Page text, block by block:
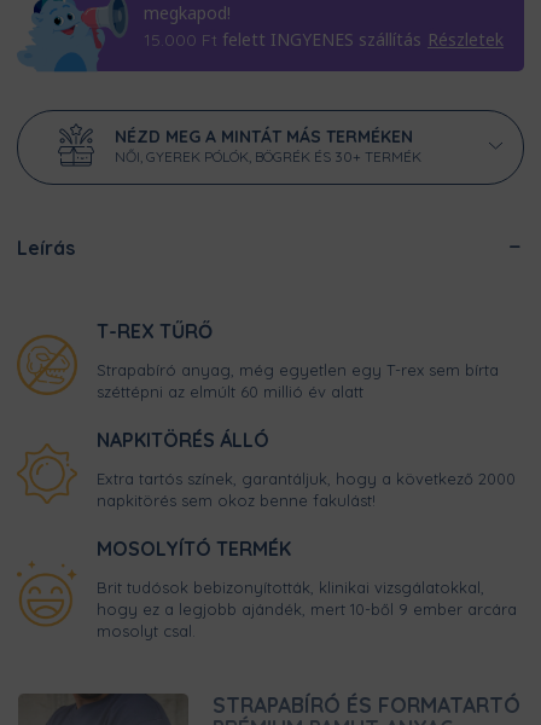
megkapod!
15.000 Ft felett INGYENES szállítás Részletek
NÉZD MEG A MINTÁT MÁS TERMÉKEN
NŐI, GYEREK PÓLÓK, BÖGRÉK ÉS 30+ TERMÉK
Leírás
T-REX TŰRŐ
Strapabíró anyag, még egyetlen egy T-rex sem bírta
széttépni az elmúlt 60 millió év alatt
NAPKITÖRÉS ÁLLÓ
Extra tartós színek, garantáljuk, hogy a következő 2000
napkitörés sem okoz benne fakulást!
MOSOLYÍTÓ TERMÉK
Brit tudósok bebizonyították, klinikai vizsgálatokkal,
hogy ez a legjobb ajándék, mert 10-ből 9 ember arcára
mosolyt csal.
STRAPABÍRÓ ÉS FORMATARTÓ